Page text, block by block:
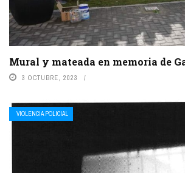
Mural y mateada en memoria de
3 OCTUBRE, 2023
VIOLENCIA POLICIAL